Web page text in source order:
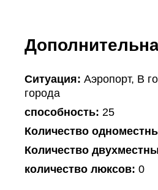
Ситуация: Аэропорт, В
города
способность: 25
Количество
Количество
количество люксов: 0